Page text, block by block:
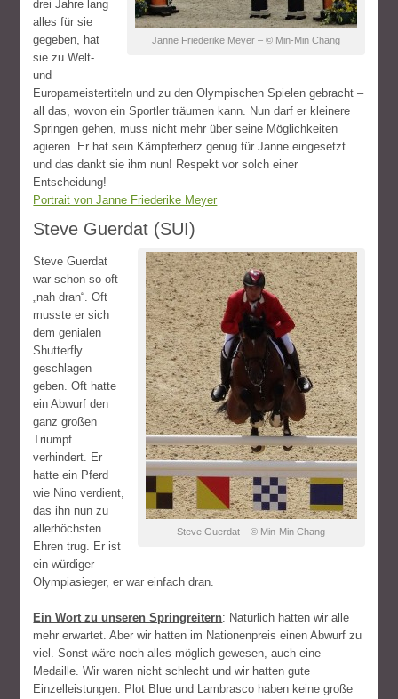
Janne Friederike Meyer – © Min-Min Chang
drei Jahre lang
alles für sie
gegeben, hat
sie zu Welt-
und
Europameistertiteln und zu den Olympischen Spielen gebracht –
all das, wovon ein Sportler träumen kann. Nun darf er kleinere
Springen gehen, muss nicht mehr über seine Möglichkeiten
agieren. Er hat sein Kämpferherz genug für Janne eingesetzt
und das dankt sie ihm nun! Respekt vor solch einer
Entscheidung!
Portrait von Janne Friederike Meyer
Steve Guerdat (SUI)
Steve Guerdat – © Min-Min Chang
Steve Guerdat
war schon so oft
„nah dran“. Oft
musste er sich
dem genialen
Shutterfly
geschlagen
geben. Oft hatte
ein Abwurf den
ganz großen
Triumpf
verhindert. Er
hatte ein Pferd
wie Nino verdient,
das ihn nun zu
allerhöchsten
Ehren trug. Er ist
ein würdiger
Olympiasieger, er war einfach dran.
Ein Wort zu unseren Springreitern: Natürlich hatten wir alle
mehr erwartet. Aber wir hatten im Nationenpreis einen Abwurf zu
viel. Sonst wäre noch alles möglich gewesen, auch eine
Medaille. Wir waren nicht schlecht und wir hatten gute
Einzelleistungen. Plot Blue und Lambrasco haben keine große